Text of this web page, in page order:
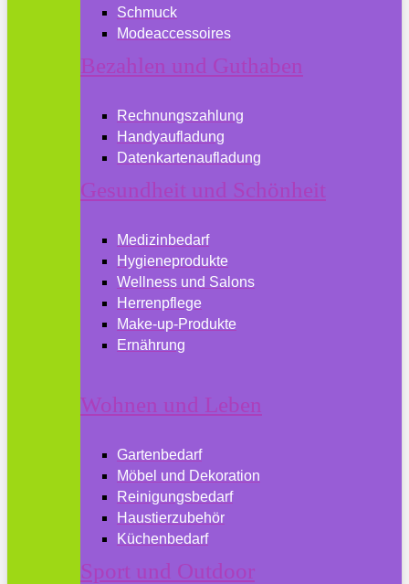
Schmuck
Modeaccessoires
Bezahlen und Guthaben
Rechnungszahlung
Handyaufladung
Datenkartenaufladung
Gesundheit und Schönheit
Medizinbedarf
Hygieneprodukte
Wellness und Salons
Herrenpflege
Make-up-Produkte
Ernährung
Wohnen und Leben
Gartenbedarf
Möbel und Dekoration
Reinigungsbedarf
Haustierzubehör
Küchenbedarf
Sport und Outdoor